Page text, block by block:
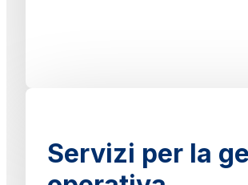
Servizi per la